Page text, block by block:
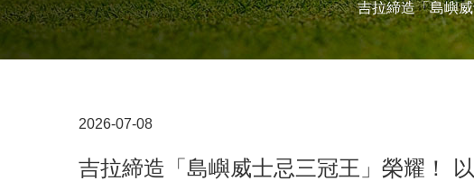
吉拉締造「島嶼
2026-07-08
吉拉締造「島嶼威士忌三冠王」榮耀！